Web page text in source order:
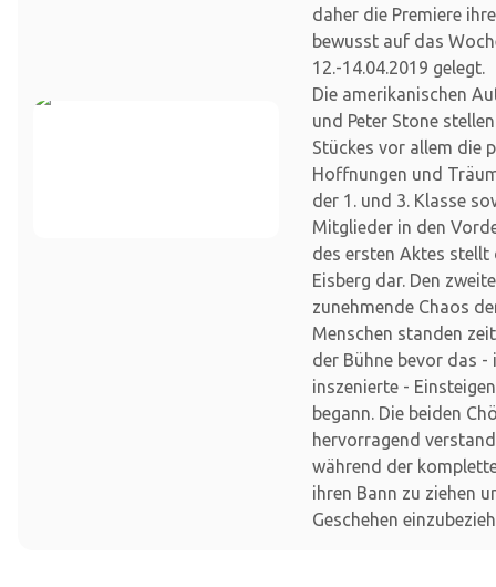
daher die Premiere
bewusst auf das
12.-14.04.2019 gelegt.
Die amerikanischen
und Peter Stone
Stückes vor allem die
Hoffnungen und
der 1. und 3. Klasse
Mitglieder in den
des ersten Aktes
Eisberg dar. Den
zunehmende Chaos
Menschen standen
der Bühne bevor das
inszenierte -
begann. Die beiden
hervorragend
während der
ihren Bann zu ziehen
Geschehen